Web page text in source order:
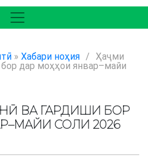
» Хабари ноҳия /
Ҳаҷми
дар моҳҳои январ–майи
ВА ГАРДИШИ БОР
СОЛИ 2026